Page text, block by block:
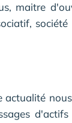
maitre
actualité